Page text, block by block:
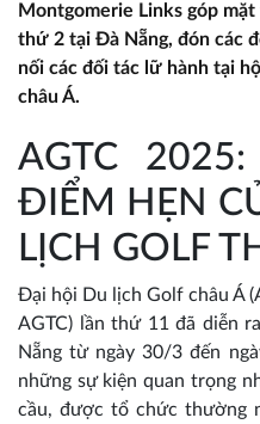
Montgomerie Links góp
thứ 2 tại Đà Nẵng, đón các
nối các đối tác lữ hành tại
châu Á.
AGTC
ĐIỂM HẸN
LỊCH GOLF
Đại hội Du lịch Golf châu Á
AGTC) lần thứ 11 đã diễn
Nẵng từ ngày 30/3 đến
những sự kiện quan trọng
cầu, được tổ chức thường